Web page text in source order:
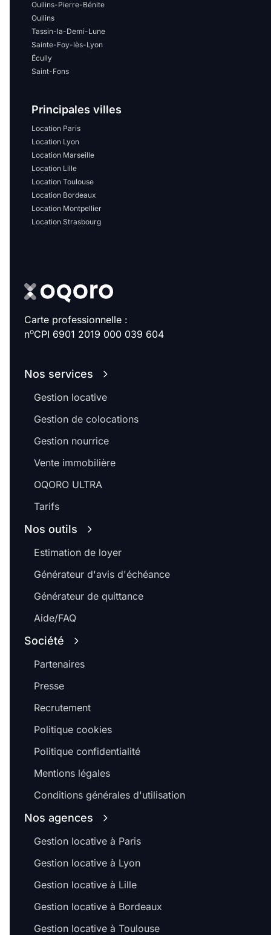
Oullins-Pierre-Bénite
Oullins
Tassin-la-Demi-Lune
Sainte-Foy-lès-Lyon
Écully
Saint-Fons
Principales villes
Location Paris
Location Lyon
Location Marseille
Location Lille
Location Toulouse
Location Bordeaux
Location Montpellier
Location Strasbourg
Carte professionnelle :
noCPI 6901 2019 000 039 604
Nos services
Gestion locative
Gestion de colocations
Gestion nourrice
Vente immobilière
OQORO ULTRA
Tarifs
Nos outils
Estimation de loyer
Générateur d'avis d'échéance
Générateur de quittance
Aide/FAQ
Société
Partenaires
Presse
Recrutement
Politique cookies
Politique confidentialité
Mentions légales
Conditions générales d'utilisation
Nos agences
Gestion locative à Paris
Gestion locative à Lyon
Gestion locative à Lille
Gestion locative à Bordeaux
Gestion locative à Toulouse